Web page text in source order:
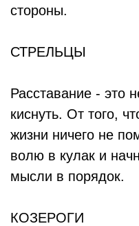
стороны.
СТРЕЛЬЦЫ
Расставание - это
киснуть. От того,
жизни ничего не
волю в кулак и
мысли в порядок.
КОЗЕРОГИ